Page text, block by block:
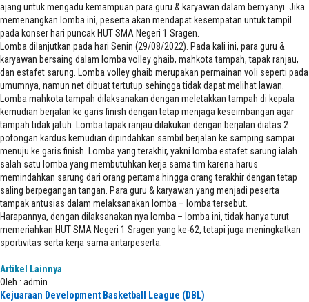
ajang untuk mengadu kemampuan para guru & karyawan dalam bernyanyi. Jika
memenangkan lomba ini, peserta akan mendapat kesempatan untuk tampil
pada konser hari puncak HUT SMA Negeri 1 Sragen.
Lomba dilanjutkan pada hari Senin (29/08/2022). Pada kali ini, para guru &
karyawan bersaing dalam lomba volley ghaib, mahkota tampah, tapak ranjau,
dan estafet sarung. Lomba volley ghaib merupakan permainan voli seperti pada
umumnya, namun net dibuat tertutup sehingga tidak dapat melihat lawan.
Lomba mahkota tampah dilaksanakan dengan meletakkan tampah di kepala
kemudian berjalan ke garis finish dengan tetap menjaga keseimbangan agar
tampah tidak jatuh. Lomba tapak ranjau dilakukan dengan berjalan diatas 2
potongan kardus kemudian dipindahkan sambil berjalan ke samping sampai
menuju ke garis finish. Lomba yang terakhir, yakni lomba estafet sarung ialah
salah satu lomba yang membutuhkan kerja sama tim karena harus
memindahkan sarung dari orang pertama hingga orang terakhir dengan tetap
saling berpegangan tangan. Para guru & karyawan yang menjadi peserta
tampak antusias dalam melaksanakan lomba – lomba tersebut.
Harapannya, dengan dilaksanakan nya lomba – lomba ini, tidak hanya turut
memeriahkan HUT SMA Negeri 1 Sragen yang ke-62, tetapi juga meningkatkan
sportivitas serta kerja sama antarpeserta.
Artikel Lainnya
Oleh : admin
Kejuaraan Development Basketball League (DBL)